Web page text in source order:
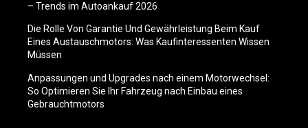
– Trends im Autoankauf 2026
Die Rolle Von Garantie Und Gewährleistung Beim Kauf
Eines Austauschmotors: Was Kaufinteressenten Wissen
Müssen
Anpassungen und Upgrades nach einem Motorwechsel:
So Optimieren Sie Ihr Fahrzeug nach Einbau eines
Gebrauchtmotors